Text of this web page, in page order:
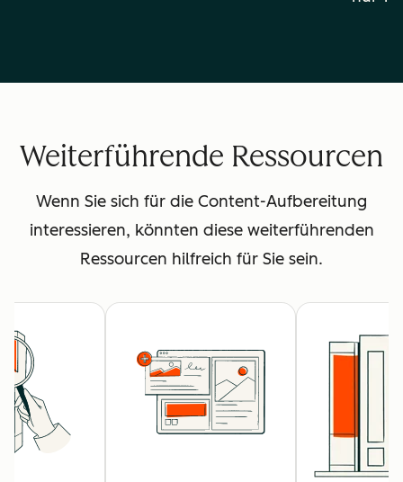
Weiterführende Ressourcen
Wenn Sie sich für die Content-Aufbereitung
interessieren, könnten diese weiterführenden
Ressourcen hilfreich für Sie sein.